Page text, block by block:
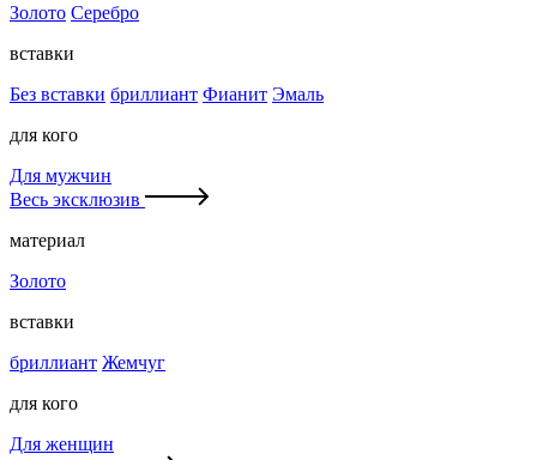
Золото Серебро
вставки
Без вставки бриллиант Фианит Эмаль
для кого
Для мужчин
Весь эксклюзив
материал
Золото
вставки
бриллиант Жемчуг
для кого
Для женщин